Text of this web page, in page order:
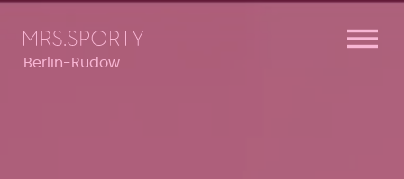
Berlin-Rudow